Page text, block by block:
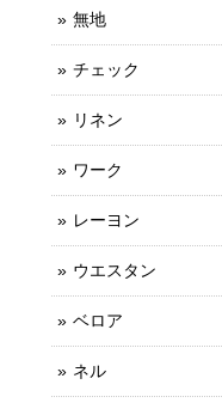
無地
チェック
リネン
ワーク
レーヨン
ウエスタン
ベロア
ネル